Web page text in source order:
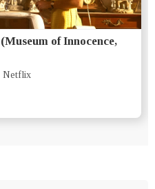
of Innocence,
Netflix